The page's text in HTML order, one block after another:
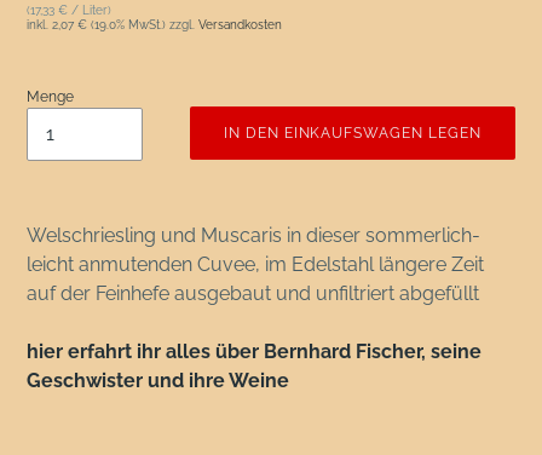
(17,33 € / Liter)
inkl. 2,07 € (19.0% MwSt.) zzgl. Versandkosten
Menge
IN DEN EINKAUFSWAGEN LEGEN
Welschriesling und Muscaris in dieser sommerlich-
leicht anmutenden Cuvee, im Edelstahl längere Zeit
auf der Feinhefe ausgebaut und unfiltriert abgefüllt
hier erfahrt ihr alles über Bernhard Fischer, seine
Geschwister und ihre Weine